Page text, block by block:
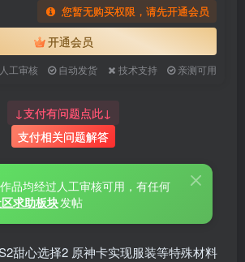
您暂无购买权限，请先开通会员
开通会员
人工审核 自动发货 技术支持 亲测可用
↓支付有问题点此↓
支付相关问题解答
品均经过人工审核可用，有任何
求助板块发帖
甜心选择2 原神卡实现服装等特殊材料